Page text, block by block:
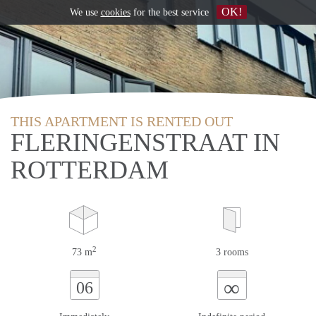
THIS APARTMENT IS RENTED OUT
FLERINGENSTRAAT IN
ROTTERDAM
73 m2 3 rooms
06 ∞
We use cookiesfor the best service OK!